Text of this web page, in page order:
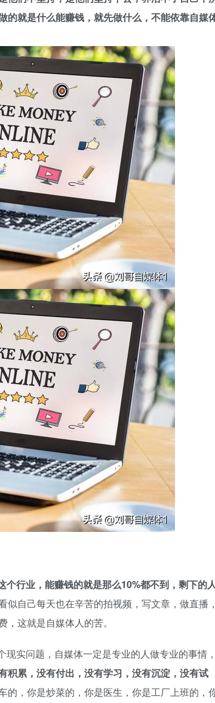
的就是什么能赚钱，就先做什么，不能依靠自媒
行业，能赚钱的就是那么10%都不到，剩下的
似自己每天也在辛苦的拍视频，写文章，做直播，
，这就是自媒体人的苦。
实问题，自媒体一定是专业的人做专业的事情，
积累，没有付出，没有学习，没有沉淀，没有试
的，你是炒菜的，你是医生，你是工厂上班的，